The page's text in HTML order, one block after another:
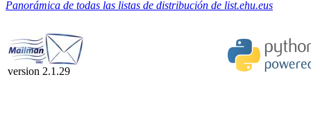
Panorámica de todas las listas de distribución de list.ehu.eus
version 2.1.29